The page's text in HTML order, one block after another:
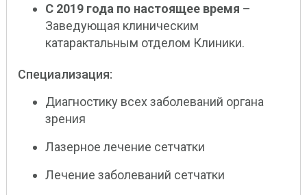
С 2019 года по настоящее время –
Заведующая клиническим
катарактальным отделом Клиники.
Специализация:
Диагностику всех заболеваний органа
зрения
Лазерное лечение сетчатки
Лечение заболеваний сетчатки